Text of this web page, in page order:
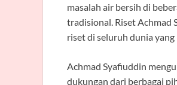
masalah air bersih di
tradisional. Riset Achmad
riset di seluruh dunia
Achmad Syafiuddin
dukungan dari berbagai